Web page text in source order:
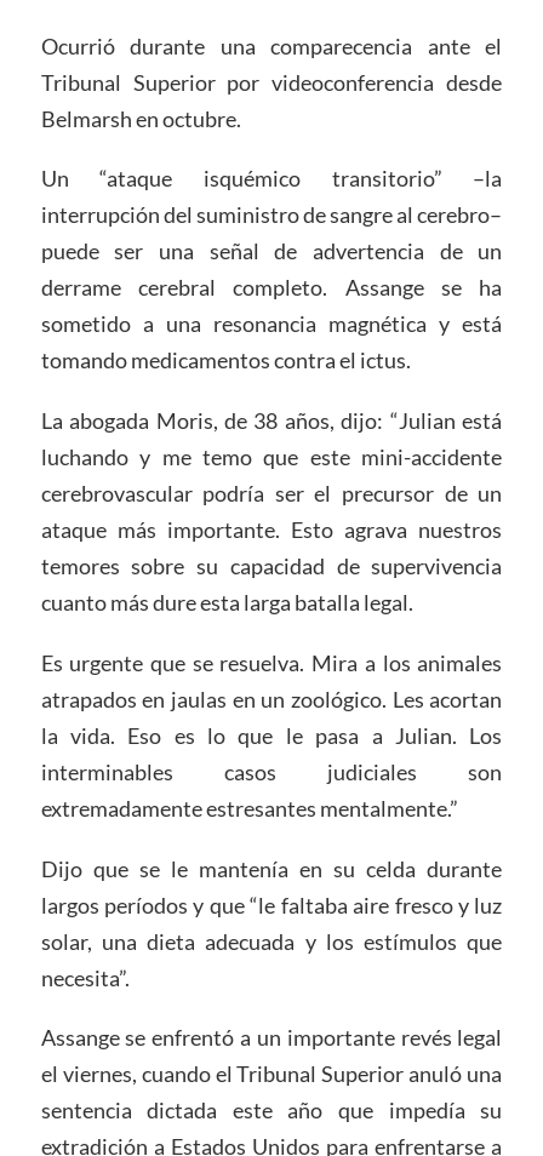
Ocurrió durante una comparecencia ante el
Tribunal Superior por videoconferencia desde
Belmarsh en octubre.
Un “ataque isquémico transitorio” –la
interrupción del suministro de sangre al cerebro–
puede ser una señal de advertencia de un
derrame cerebral completo. Assange se ha
sometido a una resonancia magnética y está
tomando medicamentos contra el ictus.
La abogada Moris, de 38 años, dijo: “Julian está
luchando y me temo que este mini-accidente
cerebrovascular podría ser el precursor de un
ataque más importante. Esto agrava nuestros
temores sobre su capacidad de supervivencia
cuanto más dure esta larga batalla legal.
Es urgente que se resuelva. Mira a los animales
atrapados en jaulas en un zoológico. Les acortan
la vida. Eso es lo que le pasa a Julian. Los
interminables casos judiciales son
extremadamente estresantes mentalmente.”
Dijo que se le mantenía en su celda durante
largos períodos y que “le faltaba aire fresco y luz
solar, una dieta adecuada y los estímulos que
necesita”.
Assange se enfrentó a un importante revés legal
el viernes, cuando el Tribunal Superior anuló una
sentencia dictada este año que impedía su
extradición a Estados Unidos para enfrentarse a